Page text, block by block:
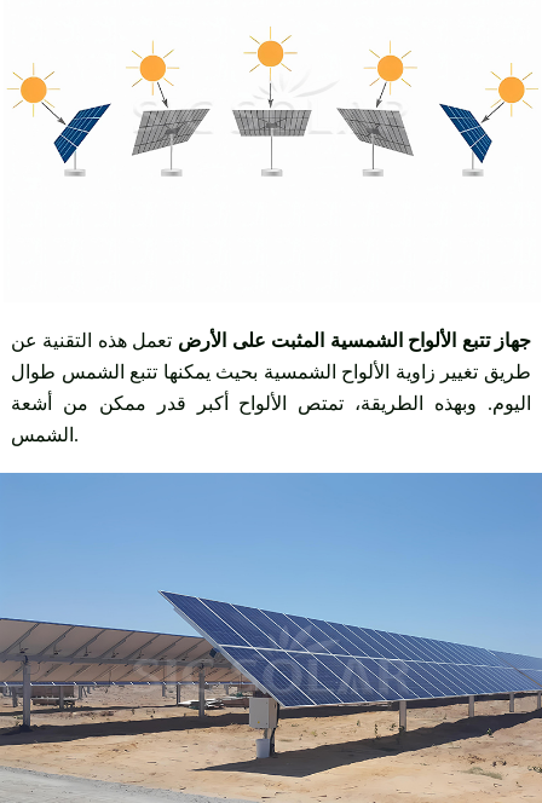
جهاز تتبع الألواح الشمسية المثبت على الأرض تعمل هذه التقنية عن
طريق تغيير زاوية الألواح الشمسية بحيث يمكنها تتبع الشمس طوال
اليوم. وبهذه الطريقة، تمتص الألواح أكبر قدر ممكن من أشعة
الشمس.